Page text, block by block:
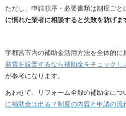
ただし、申請順序・必要書類は制度ごと
に慣れた業者に相談すると失敗を防げま
宇都宮市内の補助金活用方法を全体的に
発電を設置するなら補助金をチェックし
が参考になります。
あわせて、リフォーム全般の補助金につ
に補助金は出る？制度の内容と申請の流